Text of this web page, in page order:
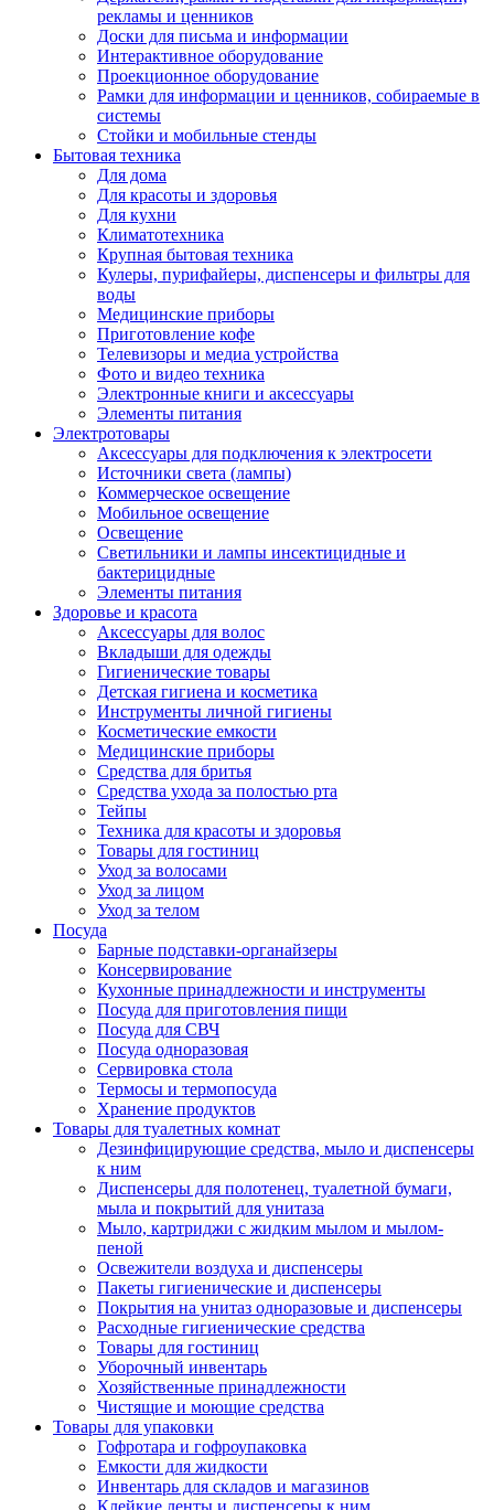
рекламы и ценников
Доски для письма и информации
Интерактивное оборудование
Проекционное оборудование
Рамки для информации и ценников, собираемые в
системы
Стойки и мобильные стенды
Бытовая техника
Для дома
Для красоты и здоровья
Для кухни
Климатотехника
Крупная бытовая техника
Кулеры, пурифайеры, диспенсеры и фильтры для
воды
Медицинские приборы
Приготовление кофе
Телевизоры и медиа устройства
Фото и видео техника
Электронные книги и аксессуары
Элементы питания
Электротовары
Аксессуары для подключения к электросети
Источники света (лампы)
Коммерческое освещение
Мобильное освещение
Освещение
Светильники и лампы инсектицидные и
бактерицидные
Элементы питания
Здоровье и красота
Аксессуары для волос
Вкладыши для одежды
Гигиенические товары
Детская гигиена и косметика
Инструменты личной гигиены
Косметические емкости
Медицинские приборы
Средства для бритья
Средства ухода за полостью рта
Тейпы
Техника для красоты и здоровья
Товары для гостиниц
Уход за волосами
Уход за лицом
Уход за телом
Посуда
Барные подставки-органайзеры
Консервирование
Кухонные принадлежности и инструменты
Посуда для приготовления пищи
Посуда для СВЧ
Посуда одноразовая
Сервировка стола
Термосы и термопосуда
Хранение продуктов
Товары для туалетных комнат
Дезинфицирующие средства, мыло и диспенсеры
к ним
Диспенсеры для полотенец, туалетной бумаги,
мыла и покрытий для унитаза
Мыло, картриджи с жидким мылом и мылом-
пеной
Освежители воздуха и диспенсеры
Пакеты гигиенические и диспенсеры
Покрытия на унитаз одноразовые и диспенсеры
Расходные гигиенические средства
Товары для гостиниц
Уборочный инвентарь
Хозяйственные принадлежности
Чистящие и моющие средства
Товары для упаковки
Гофротара и гофроупаковка
Емкости для жидкости
Инвентарь для складов и магазинов
Клейкие ленты и диспенсеры к ним